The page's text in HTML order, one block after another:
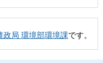
政局 環境部環境課です。